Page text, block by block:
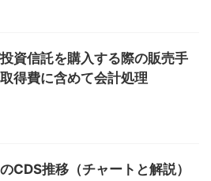
資信託を購入する際の販売手
得費に含めて会計処理
CDS推移（チャートと解説）